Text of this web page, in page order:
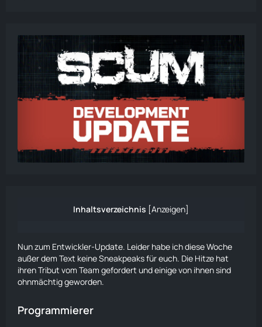
Inhaltsverzeichnis [Anzeigen]
Nun zum Entwickler-Update. Leider habe ich diese Woche
außer dem Text keine Sneakpeaks für euch. Die Hitze hat
ihren Tribut vom Team gefordert und einige von ihnen sind
ohnmächtig geworden.
Programmierer